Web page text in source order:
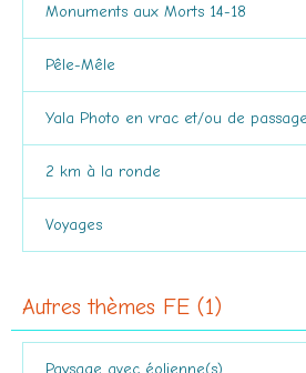
Monuments aux Morts 14-18
Pêle-Mêle
Yala Photo en vrac et/ou de passage
2 km à la ronde
Voyages
Autres thèmes FE (1)